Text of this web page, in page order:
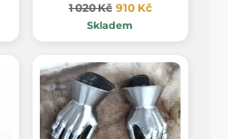
1 020 Kč 910 Kč
Skladem